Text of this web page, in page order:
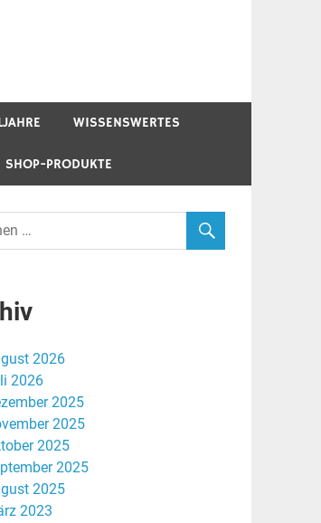
WISSENSWERTES
SHOP-PRODUKTE
2026
2026
2025
2025
2025
2025
2025
2023